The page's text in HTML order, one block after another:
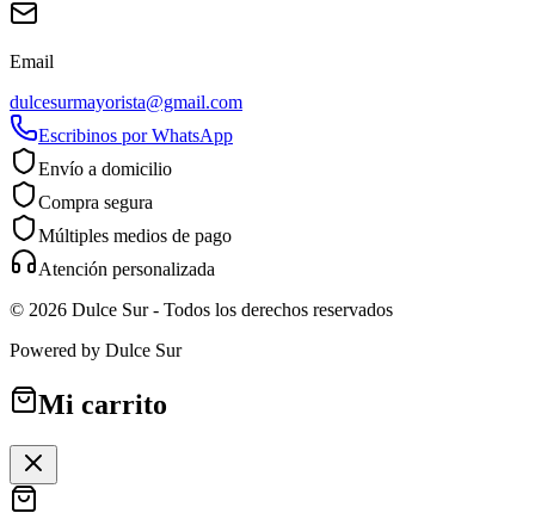
Email
dulcesurmayorista@gmail.com
Escribinos por WhatsApp
Envío a domicilio
Compra segura
Múltiples medios de pago
Atención personalizada
© 2026 Dulce Sur- Todos los derechos reservados
Powered by Dulce Sur
Mi carrito